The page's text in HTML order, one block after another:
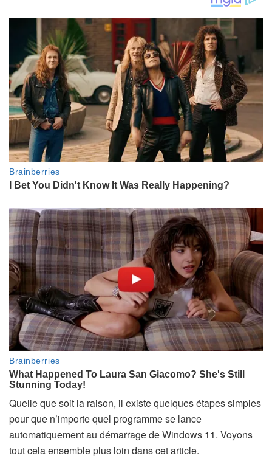
Quelle que soit la raison, il existe quelques étapes simples
pour que n’importe quel programme se lance
automatiquement au démarrage de Windows 11. Voyons
tout cela ensemble plus loin dans cet article.